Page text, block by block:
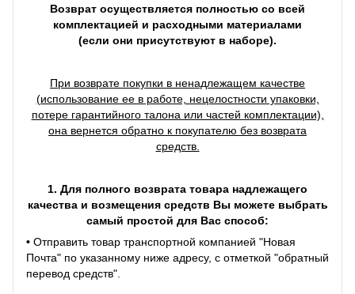
Возврат осуществляется полностью со всей
комплектацией и расходными материалами
(если они присутствуют в наборе).
При возврате покупки в ненадлежащем качестве
(использование ее в работе, нецелостности упаковки,
потере гарантийного талона или частей комплектации),
она вернется обратно к покупателю без возврата
средств.
1. Для полного возврата товара надлежащего
качества и возмещения средств Вы можете выбрать
самый простой для Вас способ:
• Отправить товар транспортной компанией "Новая
Почта" по указанному ниже адресу, с отметкой "обратный
перевод средств".